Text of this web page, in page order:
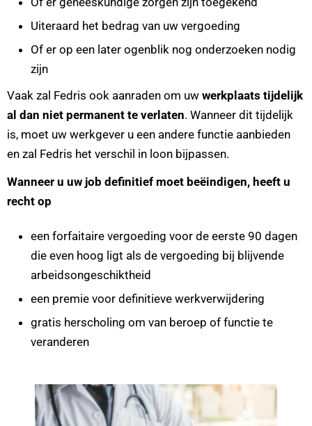
Uiteraard het bedrag van uw vergoeding
Of er op een later ogenblik nog onderzoeken nodig
zijn
Vaak zal Fedris ook aanraden om uw werkplaats tijdelijk
al dan niet permanent te verlaten. Wanneer dit tijdelijk
is, moet uw werkgever u een andere functie aanbieden
en zal Fedris het verschil in loon bijpassen.
Wanneer u uw job definitief moet beëindigen, heeft u
recht op
een forfaitaire vergoeding voor de eerste 90 dagen
die even hoog ligt als de vergoeding bij blijvende
arbeidsongeschiktheid
een premie voor definitieve werkverwijdering
gratis herscholing om van beroep of functie te
veranderen